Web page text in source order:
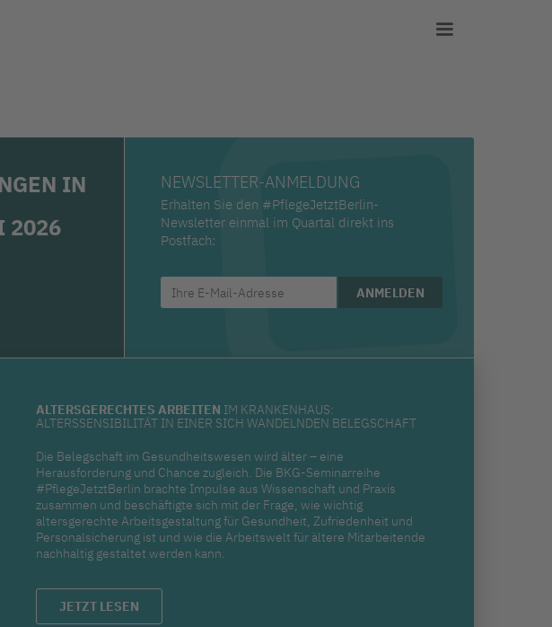
IN
2026
NEWSLETTER-ANMELDUNG
Erhalten Sie den #PflegeJetztBerlin-
Newsletter einmal im Quartal direkt ins
Postfach:
ALTERSGERECHTES ARBEITEN IM KRANKENHAUS:
ALTERSSENSIBILITÄT IN EINER SICH WANDELNDEN BELEGSCHAFT
Die Belegschaft im Gesundheitswesen wird älter – eine
Herausforderung und Chance zugleich. Die BKG-Seminarreihe
#PflegeJetztBerlin brachte Impulse aus Wissenschaft und Praxis
zusammen und beschäftigte sich mit der Frage, wie wichtig
altersgerechte Arbeitsgestaltung für Gesundheit, Zufriedenheit und
Personalsicherung ist und wie die Arbeitswelt für ältere Mitarbeitende
nachhaltig gestaltet werden kann.
JETZT LESEN